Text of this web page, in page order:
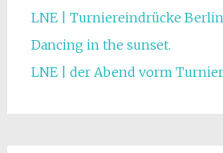
LNE | Turniereindrücke Berlin
Dancing in the sunset.
LNE | der Abend vorm Turnier